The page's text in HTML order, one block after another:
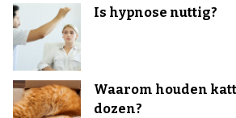
Is hypnose nuttig?
Waarom houden
dozen?